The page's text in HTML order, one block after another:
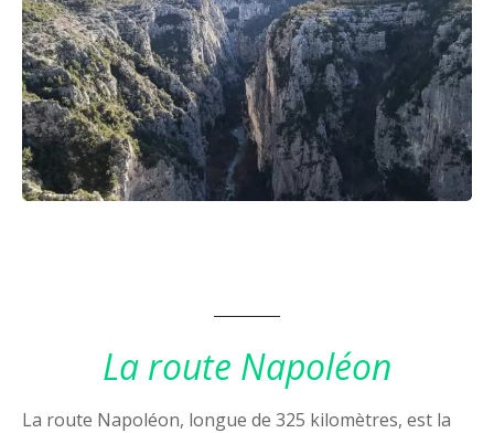
La route Napoléon
La route Napoléon, longue de 325 kilomètres, est la